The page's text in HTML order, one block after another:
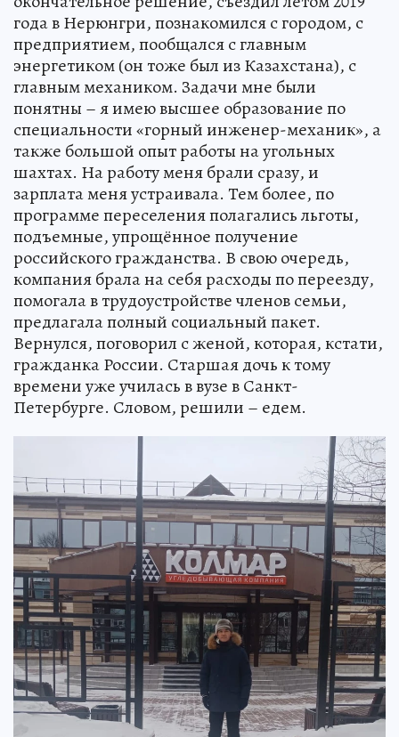
года в Нерюнгри, познакомился с городом, с
предприятием, пообщался с главным
энергетиком (он тоже был из Казахстана), с
главным механиком. Задачи мне были
понятны – я имею высшее образование по
специальности «горный инженер-механик», а
также большой опыт работы на угольных
шахтах. На работу меня брали сразу, и
зарплата меня устраивала. Тем более, по
программе переселения полагались льготы,
подъемные, упрощённое получение
российского гражданства. В свою очередь,
компания брала на себя расходы по переезду,
помогала в трудоустройстве членов семьи,
предлагала полный социальный пакет.
Вернулся, поговорил с женой, которая, кстати,
гражданка России. Старшая дочь к тому
времени уже училась в вузе в Санкт-
Петербурге. Словом, решили – едем.